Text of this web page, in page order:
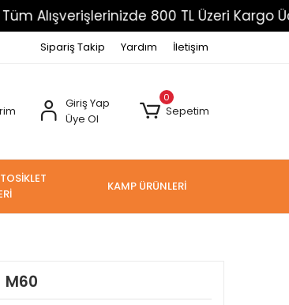
800 TL Üzeri Kargo Ücretsiz
Sipariş Takip Yardım İletişim
Giriş Yap
Üye Ol
0
Sepetim
KAMP ÜRÜNLERİ
M60